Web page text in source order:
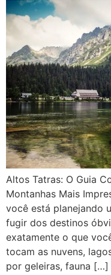
Altos Tatras: O Guia
Montanhas Mais
você está planejando
fugir dos destinos
exatamente o que
tocam as nuvens,
por geleiras, fauna […]